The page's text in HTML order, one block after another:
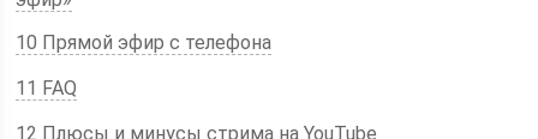
10 Прямой эфир с телефона
11 FAQ
12 Плюсы и минусы стрима на YouTube